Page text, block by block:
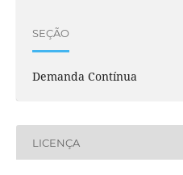
SEÇÃO
Demanda Contínua
LICENÇA